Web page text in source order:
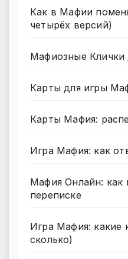
Как в Мафии
четырёх версий)
Мафиозные
Карты для игры
Карты Мафия:
Игра Мафия: как
Мафия Онлайн: как
переписке
Игра Мафия: какие
сколько)